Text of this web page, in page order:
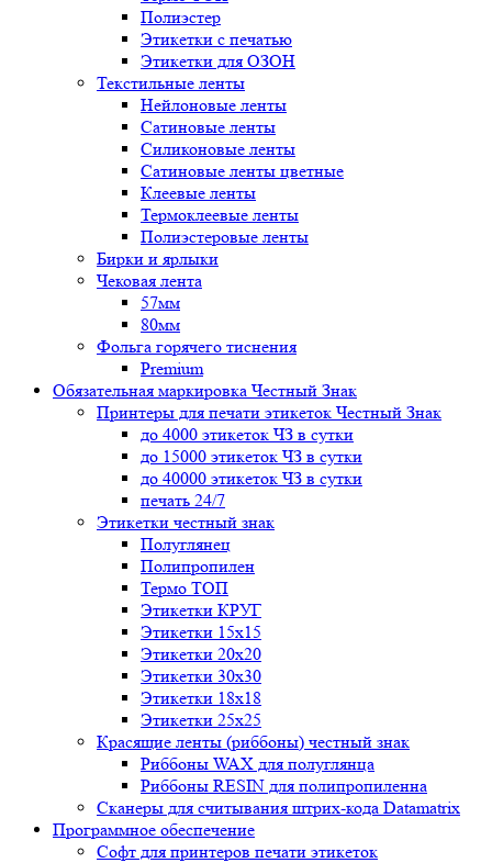
Полиэстер
Этикетки с печатью
Этикетки для ОЗОН
Текстильные ленты
Нейлоновые ленты
Сатиновые ленты
Силиконовые ленты
Сатиновые ленты цветные
Клеевые ленты
Термоклеевые ленты
Полиэстеровые ленты
Бирки и ярлыки
Чековая лента
57мм
80мм
Фольга горячего тиснения
Premium
Обязательная маркировка Честный Знак
Принтеры для печати этикеток Честный Знак
до 4000 этикеток ЧЗ в сутки
до 15000 этикеток ЧЗ в сутки
до 40000 этикеток ЧЗ в сутки
печать 24/7
Этикетки честный знак
Полуглянец
Полипропилен
Термо ТОП
Этикетки КРУГ
Этикетки 15х15
Этикетки 20х20
Этикетки 30х30
Этикетки 18х18
Этикетки 25х25
Красящие ленты (риббоны) честный знак
Риббоны WAX для полуглянца
Риббоны RESIN для полипропиленна
Сканеры для считывания штрих-кода Datamatrix
Программное обеспечение
Софт для принтеров печати этикеток